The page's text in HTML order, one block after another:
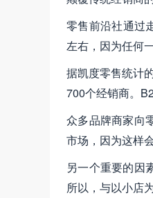
零售前沿社通过
左右，因为任何
据凯度零售统计
700个经销商。
众多品牌商家向
市场，因为这样
另一个重要的因
所以，与以小店